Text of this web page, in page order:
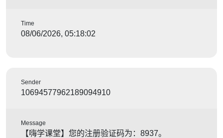
Time
08/06/2026, 05:18:02
Sender
10694577962189094910
Message
【嗨学课堂】您的注册验证码为：8937。